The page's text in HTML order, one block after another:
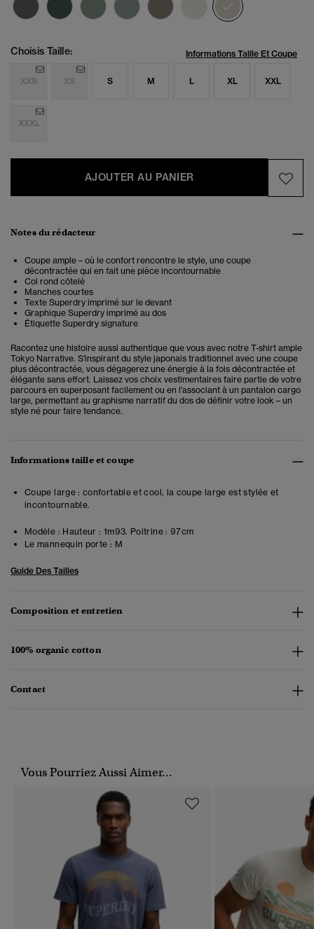
Choisis Taille: Informations Taille Et Coupe
XXS XS S M L XL XXL
XXXL
AJOUTER AU PANIER
Notes du rédacteur
Coupe ample – où le confort rencontre le style, une coupe
décontractée qui en fait une pièce incontournable
Col rond côtelé
Manches courtes
Texte Superdry imprimé sur le devant
Graphique Superdry imprimé au dos
Étiquette Superdry signature
Racontez une histoire aussi authentique que vous avec notre T-shirt ample
Tokyo Narrative. S'inspirant du style japonais traditionnel avec une coupe
plus décontractée, vous dégagerez une énergie à la fois décontractée et
élégante sans effort. Laissez vos choix vestimentaires faire partie de votre
parcours en superposant facilement ou en l'associant à un pantalon cargo
large, permettant au graphisme narratif du dos de définir votre look – un
style né pour faire tendance.
Informations taille et coupe
Coupe large : confortable et cool, la coupe large est stylée et
incontournable.
Modèle : Hauteur : 1m93. Poitrine : 97cm
Le mannequin porte : M
Guide Des Tailles
Composition et entretien
100% organic cotton
Contact
Vous Pourriez Aussi Aimer...